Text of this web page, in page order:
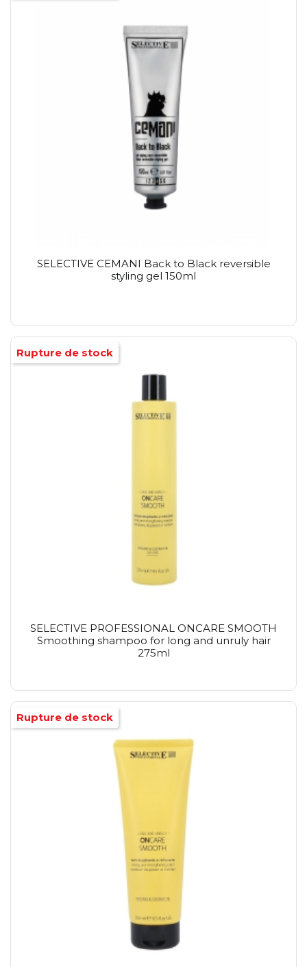
SELECTIVE CEMANI Back to Black reversible
styling gel 150ml
SELECTIVE PROFESSIONAL ONCARE SMOOTH
Smoothing shampoo for long and unruly hair
275ml
Rupture de stock
Rupture de stock